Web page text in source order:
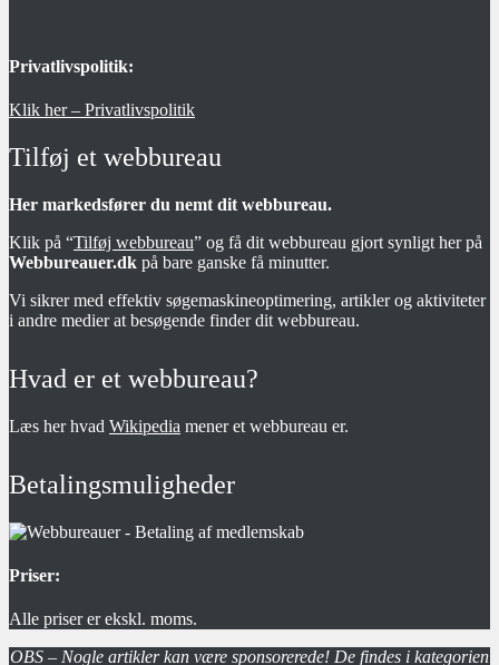
Privatlivspolitik:
Klik her – Privatlivspolitik
Tilføj et webbureau
Her markedsfører du nemt dit webbureau.
Klik på “Tilføj webbureau” og få dit webbureau gjort synligt her på
Webbureauer.dk på bare ganske få minutter.
Vi sikrer med effektiv søgemaskineoptimering, artikler og aktiviteter
i andre medier at besøgende finder dit webbureau.
Hvad er et webbureau?
Læs her hvad Wikipedia mener et webbureau er.
Betalingsmuligheder
Priser:
Alle priser er ekskl. moms.
OBS – Nogle artikler kan være sponsorerede! De findes i kategorien